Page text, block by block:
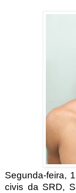
Segunda-feira,
civis da SRD,